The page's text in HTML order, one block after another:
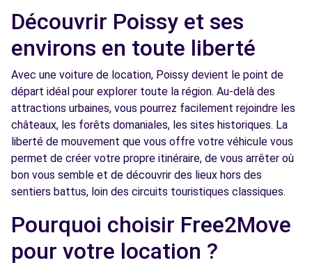
27 ROUTE DE VERSAILLES
Free2Move Rent - SE DES GARAGES VALMY
- SARTROUVILLE (C)
8.6
km
117 AVENUE DE TOBROUCK
SARTROUVILLE, 78500
Voir l'agence
Free2move Rent - GARAGE DU GOLF - JOUY
LE MOUTIER (P)
Découvrir Poissy et ses
environs en toute liberté
Avec une voiture de location, Poissy devient le point de
départ idéal pour explorer toute la région. Au-delà des
attractions urbaines, vous pourrez facilement rejoindre les
châteaux, les forêts domaniales, les sites historiques. La
liberté de mouvement que vous offre votre véhicule vous
permet de créer votre propre itinéraire, de vous arrêter où
bon vous semble et de découvrir des lieux hors des
sentiers battus, loin des circuits touristiques classiques.
Pourquoi choisir Free2Move
pour votre location ?